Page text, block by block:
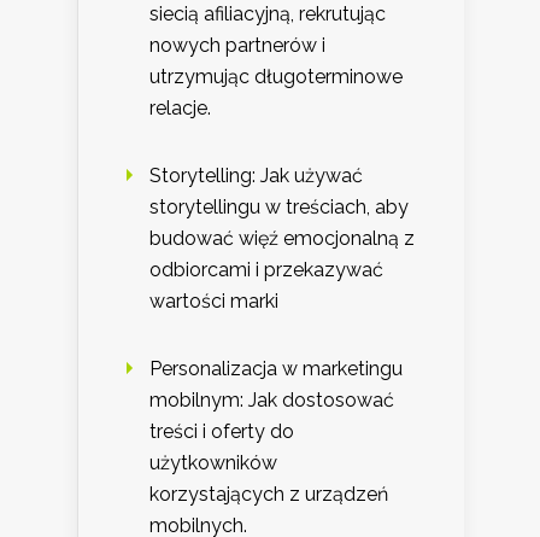
siecią afiliacyjną, rekrutując
nowych partnerów i
utrzymując długoterminowe
relacje.
Storytelling: Jak używać
storytellingu w treściach, aby
budować więź emocjonalną z
odbiorcami i przekazywać
wartości marki
Personalizacja w marketingu
mobilnym: Jak dostosować
treści i oferty do
użytkowników
korzystających z urządzeń
mobilnych.